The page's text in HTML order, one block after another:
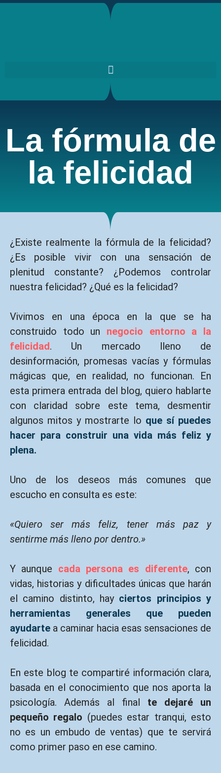
La fórmula de
la felicidad
¿Existe realmente la fórmula de la felicidad?
¿Es posible vivir con una sensación de
plenitud constante? ¿Podemos controlar
nuestra felicidad? ¿Qué es la felicidad?
Vivimos en una época en la que se ha
construido todo un
negocio entorno a la
felicidad. Un mercado lleno de
desinformación, promesas vacías y fórmulas
mágicas que, en realidad, no funcionan. En
esta primera entrada del blog, quiero hablarte
con claridad sobre este tema, desmentir
algunos mitos y mostrarte lo que sí puedes
hacer para construir una vida más feliz y
plena.
Uno de los deseos más comunes que
escucho en consulta es este:
«Quiero ser más feliz, tener más paz y
sentirme más lleno por dentro.»
Y aunque cada persona es diferente, con
vidas, historias y dificultades únicas que harán
el camino distinto, hay ciertos principios y
herramientas generales que pueden
ayudarte a caminar hacia esas sensaciones de
felicidad.
En este blog te compartiré información clara,
basada en el conocimiento que nos aporta la
psicología. Además al final te dejaré un
pequeño regalo (puedes estar tranqui, esto
no es un embudo de ventas) que te servirá
como primer paso en ese camino.